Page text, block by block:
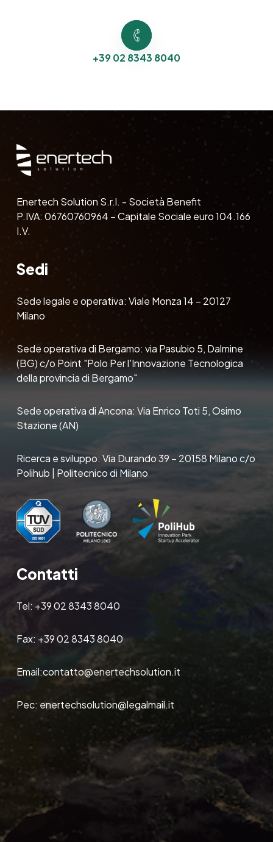
+39 02 8343 8040
Enertech Solution S.r.l. - Società Benefit
P.IVA: 06760760964 – Capitale Sociale euro 104.166
I.V.
Sedi
Sede legale e operativa: Viale Monza 14 – 20127
Milano
Sede operativa di Bergamo: via Pasubio 5, Dalmine
(BG) c/o Point "Polo Per l'Innovazione Tecnologica
della provincia di Bergamo"
Sede operativa di Ancona: Via Enrico Toti 5, Osimo
Stazione (AN)
Ricerca e sviluppo: Via Durando 39 – 20158 Milano c/o
Polihub | Politecnico di Milano
Contatti
Tel: +39 02 8343 8040
Fax: +39 02 8343 8040
Email:contatto@enertechsolution.it
Pec: enertechsolution@legalmail.it